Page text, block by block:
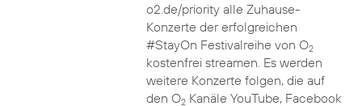
o2.de/priority alle Zuhause-
Konzerte der erfolgreichen
#StayOn Festivalreihe von O2
kostenfrei streamen. Es werden
weitere Konzerte folgen, die auf
den O2Kanäle YouTube, Facebook